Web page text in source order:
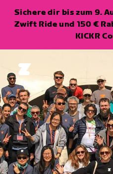
Sichere dir bis zum 9.
Zwift Ride und 150 €
KICKR